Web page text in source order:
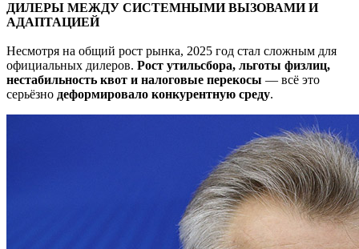
ДИЛЕРЫ МЕЖДУ СИСТЕМНЫМИ ВЫЗОВАМИ И
АДАПТАЦИЕЙ
Несмотря на общий рост рынка, 2025 год стал сложным для
официальных дилеров. Рост утильсбора, льготы физлиц,
нестабильность квот и налоговые перекосы — всё это
серьёзно деформировало конкурентную среду.